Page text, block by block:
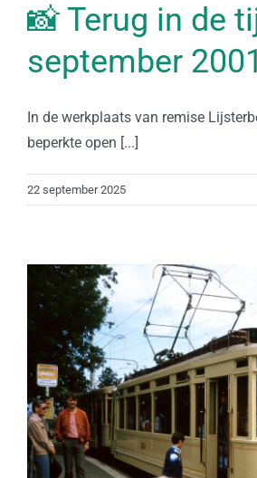
📸 Terug in de
september 2001
In de werkplaats van remise
beperkte open [...]
22 september 2025